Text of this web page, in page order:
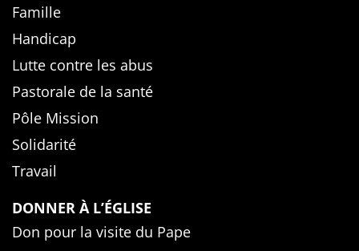
Famille
Handicap
Lutte contre les abus
Pastorale de la santé
Pôle Mission
Solidarité
Travail
DONNER À L’ÉGLISE
Don pour la visite du Pape